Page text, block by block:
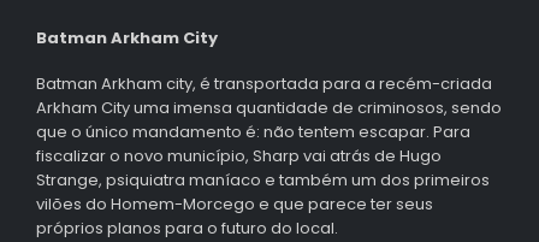
Batman Arkham City
Batman Arkham city, é transportada para a recém-criada
Arkham City uma imensa quantidade de criminosos, sendo
que o único mandamento é: não tentem escapar. Para
fiscalizar o novo município, Sharp vai atrás de Hugo
Strange, psiquiatra maníaco e também um dos primeiros
vilões do Homem-Morcego e que parece ter seus
próprios planos para o futuro do local.